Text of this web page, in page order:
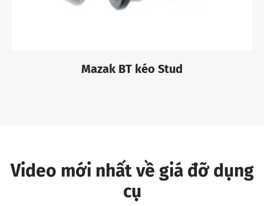
Mazak BT kéo Stud
Video mới nhất về giá đỡ dụng
cụ